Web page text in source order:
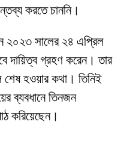
করতে চাননি।
২০২৩ সালের ২৪ এপ্রিল
দায়িত্ব গ্রহণ করেন। তার
শেষ হওয়ার কথা। তিনিই
ব্যবধানে তিনজন
করিয়েছেন।